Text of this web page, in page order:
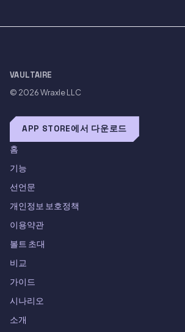
VAULTAIRE
© 2026Wraxle LLC
APP STORE에서 다운로드
홈
기능
선언문
개인정보 보호정책
이용약관
볼트 초대
비교
가이드
시나리오
소개